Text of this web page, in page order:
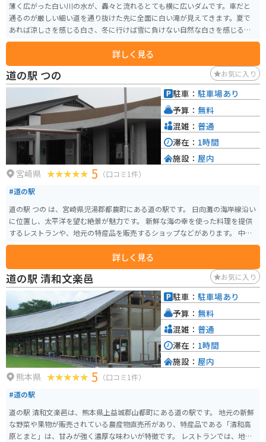
薄く広がった白い川の水が、轟々と流れるとても横に広いダムです。車だと
通るのが厳しい細い道を通り抜けた先に全面に白い滝が見えてきます。夏で
あれば涼しさを感じる白さ、冬に行けば雪に負けない自然な白さを感じるこ
とができます。
詳しく見る
道の駅 つの お気に入り
宮崎県 5 （口コミ1件）
#道の駅
道の駅 つの は、宮崎県児湯郡都農町にある道の駅です。 日向灘の海岸線沿い
に位置し、太平洋を望む絶景が魅力です。 新鮮な海の幸を使った料理を提供
するレストランや、地元の特産品を販売するショップなどがあります。 中で
も、都農町の特産品である「つのかぼちゃ」を使ったスイーツは人気です。
また、道の駅のすぐそばには、海水浴場として有名なサンビーチ一ツ葉があ
ります。 夏には多くの観光客でにぎわいます。 バイクで訪れる場合、道の駅
には広々とした駐車場が完備されているので安心です。 海岸線沿いの道路
は、景色も良く、ツーリングにも最適です。 道の駅 つの は、雄大な太平洋を
眺めながら、地元のグルメや文化に触れることができるスポットです。
詳しく見る
駐車： 駐車場あり
予算： 無料
混雑： 普通
滞在： 1時間
施設： 屋内
道の駅 清和文楽邑 お気に入り
熊本県 5 （口コミ1件）
#道の駅
道の駅 清和文楽邑は、熊本県上益城郡山都町にある道の駅です。 地元の新鮮
な野菜や果物が販売されている農産物直売所があり、特産品である「清和高
原とまと」は、甘みが強く濃厚な味わいが特徴です。 レストランでは、地元
駐車： 駐車場あり
予算： 無料
混雑： 普通
滞在： 1時間
施設： 屋内